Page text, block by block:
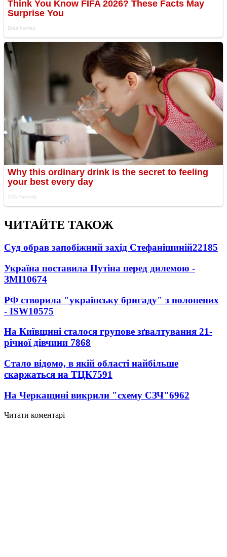
ЧИТАЙТЕ ТАКОЖ
Суд обрав запобіжний захід Стефанішиній22185
Україна поставила Путіна перед дилемою -
ЗМІ10674
РФ створила "українську бригаду" з полонених
- ISW10575
На Київщині сталося групове зґвалтування 21-
річної дівчини 7868
Стало відомо, в якій області найбільше
скаржаться на ТЦК7591
На Черкащині викрили "схему СЗЧ"6962
Читати коментарі